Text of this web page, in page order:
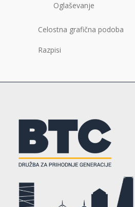
Oglaševanje
Celostna grafična podoba
Razpisi